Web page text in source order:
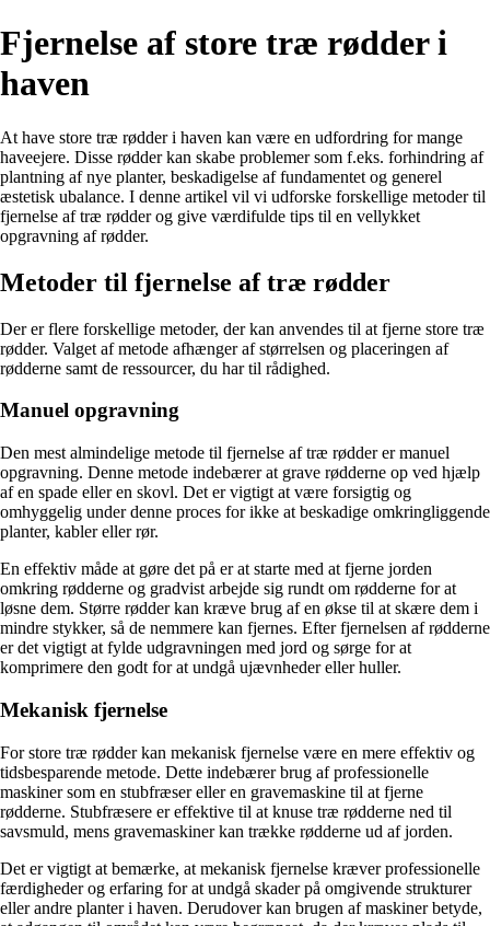
Fjernelse af store træ rødder i
haven
At have store træ rødder i haven kan være en udfordring for mange
haveejere. Disse rødder kan skabe problemer som f.eks. forhindring af
plantning af nye planter, beskadigelse af fundamentet og generel
æstetisk ubalance. I denne artikel vil vi udforske forskellige metoder til
fjernelse af træ rødder og give værdifulde tips til en vellykket
opgravning af rødder.
Metoder til fjernelse af træ rødder
Der er flere forskellige metoder, der kan anvendes til at fjerne store træ
rødder. Valget af metode afhænger af størrelsen og placeringen af
rødderne samt de ressourcer, du har til rådighed.
Manuel opgravning
Den mest almindelige metode til fjernelse af træ rødder er manuel
opgravning. Denne metode indebærer at grave rødderne op ved hjælp
af en spade eller en skovl. Det er vigtigt at være forsigtig og
omhyggelig under denne proces for ikke at beskadige omkringliggende
planter, kabler eller rør.
En effektiv måde at gøre det på er at starte med at fjerne jorden
omkring rødderne og gradvist arbejde sig rundt om rødderne for at
løsne dem. Større rødder kan kræve brug af en økse til at skære dem i
mindre stykker, så de nemmere kan fjernes. Efter fjernelsen af rødderne
er det vigtigt at fylde udgravningen med jord og sørge for at
komprimere den godt for at undgå ujævnheder eller huller.
Mekanisk fjernelse
For store træ rødder kan mekanisk fjernelse være en mere effektiv og
tidsbesparende metode. Dette indebærer brug af professionelle
maskiner som en stubfræser eller en gravemaskine til at fjerne
rødderne. Stubfræsere er effektive til at knuse træ rødderne ned til
savsmuld, mens gravemaskiner kan trække rødderne ud af jorden.
Det er vigtigt at bemærke, at mekanisk fjernelse kræver professionelle
færdigheder og erfaring for at undgå skader på omgivende strukturer
eller andre planter i haven. Derudover kan brugen af maskiner betyde,